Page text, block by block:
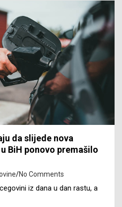
da slijede nova
BiH ponovo premašilo
No Comments
iz dana u dan rastu, a